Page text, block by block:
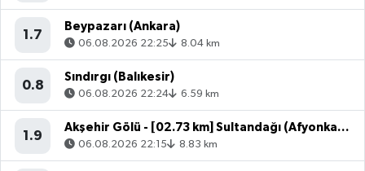
1.7
Beypazarı (Ankara)
06.08.2026 22:25 8.04 km
0.8
Sındırgı (Balıkesir)
06.08.2026 22:24 6.59 km
1.9
Akşehir Gölü - [02.73 km] Sultandağı (Afyonkarahisar)
06.08.2026 22:15 8.83 km